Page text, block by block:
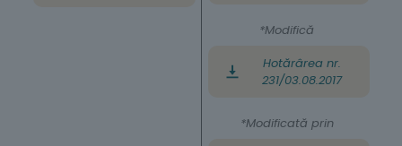
*Modifică
Hotărârea nr.
231/03.08.2017
*Modificată prin